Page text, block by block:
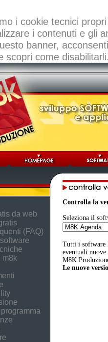
i cookie tecnici
i contenuti e gli
banner,
scopri come
da web
(FAQ)
m8k
Controlla la
Seleziona il
Tutti i software
eventuali
M8K
Le nuove